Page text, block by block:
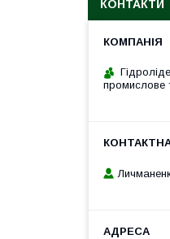
КОНТАКТИ
промислове